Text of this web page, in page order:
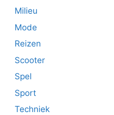
Milieu
Mode
Reizen
Scooter
Spel
Sport
Techniek